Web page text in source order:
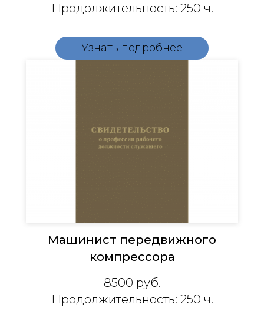
Продолжительность: 250 ч.
Узнать подробнее
Машинист передвижного
компрессора
8500 руб.
Продолжительность: 250 ч.